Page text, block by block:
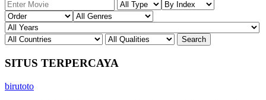
SITUS TERPERCAYA
birutoto